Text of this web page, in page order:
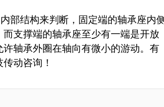
部结构来判断，固定端的轴承座内
支撑端的轴承座至少有一端是开放
轴承外圈在轴向有微小的游动。有
动咨询！